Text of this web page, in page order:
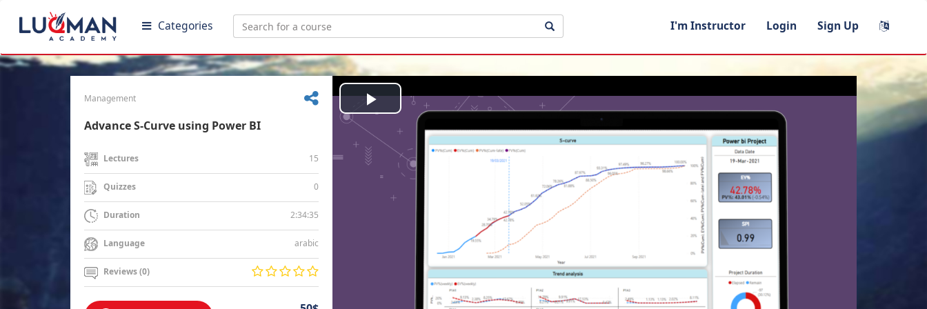
Categories I'm Instructor Login Sign Up
Management
Advance S-Curve using Power BI
Lectures 15
Quizzes 0
Duration 2:34:35
Language arabic
Reviews (0)
Play
Video